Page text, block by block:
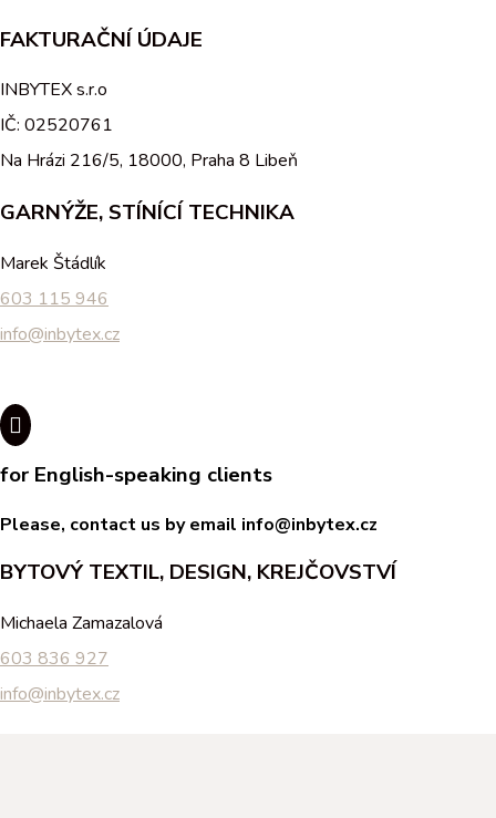
FAKTURAČNÍ ÚDAJE
INBYTEX s.r.o
IČ: 02520761
Na Hrázi 216/5, 18000, Praha 8 Libeň
GARNÝŽE, STÍNÍCÍ TECHNIKA
Marek Štádlík
603 115 946
info@inbytex.cz

for English-speaking clients
Please, contact us by email info@inbytex.cz
BYTOVÝ TEXTIL, DESIGN, KREJČOVSTVÍ
Michaela Zamazalová
603 836 927
info@inbytex.cz